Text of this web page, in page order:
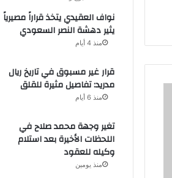
نواف العقيدي يتخذ قراراً مصيرياً
يثير دهشة النصر السعودي
منذ 4 أيام
قرار غير مسبوق في تاريخ ريال
مدريد: تفاصيل مثيرة للقلق
منذ 6 أيام
تغير وجهة محمد صلاح في
اللحظات الأخيرة بعد استلام
وكيله للعقود
منذ يومين